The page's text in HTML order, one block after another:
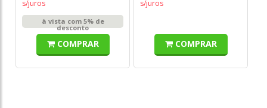
s/juros
à vista com 5% de
desconto
COMPRAR
s/juros
COMPRAR